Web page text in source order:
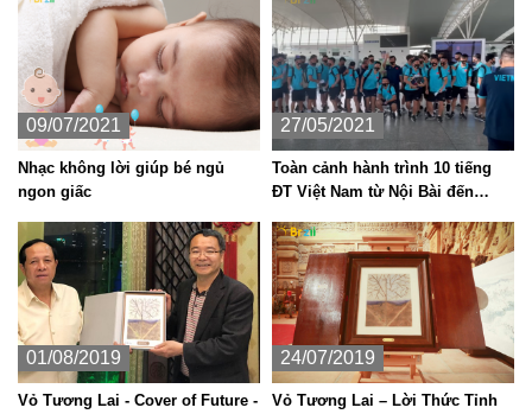
09/07/2021
Nhạc không lời giúp bé ngủ
ngon giấc
27/05/2021
Toàn cảnh hành trình 10 tiếng
ĐT Việt Nam từ Nội Bài đến
01/08/2019
Vỏ Tương Lai - Cover of Future -
24/07/2019
Vỏ Tương Lai – Lời Thức Tỉnh